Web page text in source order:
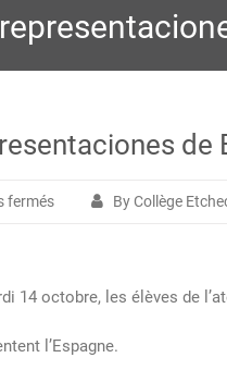
de
ferméssur
representaciones
España
By Collège
14 octobre, les élèves de
l’Espagne.